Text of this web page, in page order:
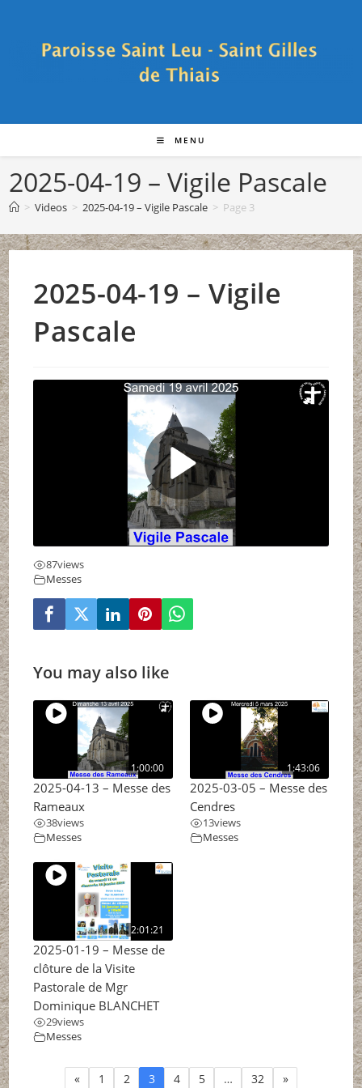
MENU
2025-04-19 – Vigile Pascale
> Videos > 2025-04-19 – Vigile Pascale > Page 3
2025-04-19 – Vigile
Pascale
87views
Messes
You may also like
1:00:00
2025-04-13 – Messe des
Rameaux
38views
Messes
1:43:06
2025-03-05 – Messe des
Cendres
13views
Messes
2:01:21
2025-01-19 – Messe de
clôture de la Visite
Pastorale de Mgr
Dominique BLANCHET
29views
Messes
« 1 2 3 4 5 … 32 »